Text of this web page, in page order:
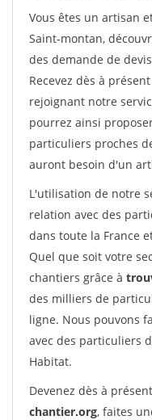
Vous êtes un artisan
Saint-montan,
des demande de
Recevez dès à
rejoignant notre
pourrez ainsi
particuliers proches
auront besoin d'un
L'utilisation de notre
relation avec des
dans toute la France
Quel que soit votre
chantiers grâce à
des milliers de
ligne. Nous pouvons
avec des particuliers
Habitat.
Devenez dès à
chantier.org, faites